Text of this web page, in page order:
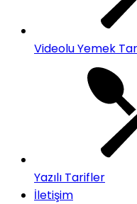
Videolu Yemek
Yazılı Tarifler
İletişim